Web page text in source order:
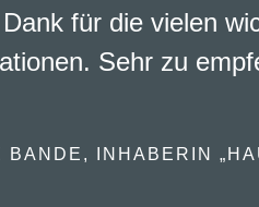
für die vielen
Sehr zu
BANDE, INHABERIN